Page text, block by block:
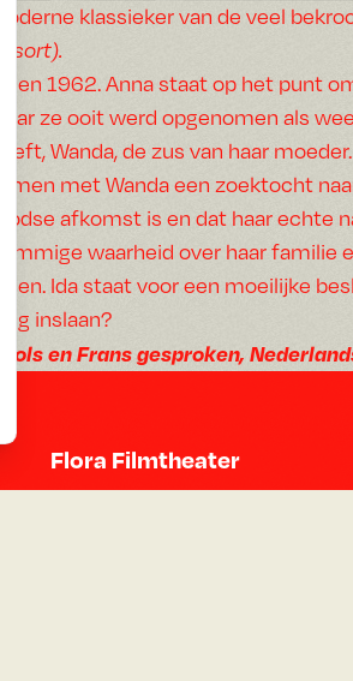
Moderne klassieker van de veel
Resort).
Polen 1962. Anna staat op het punt
waar ze ooit werd opgenomen als
heeft, Wanda, de zus van haar
samen met Wanda een zoektocht
Joodse afkomst is en dat haar
grimmige waarheid over haar
Polen. Ida staat voor een moeilijke
weg inslaan?
Pools en Frans gesproken,
Flora Filmtheater